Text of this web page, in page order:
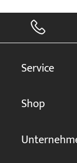
Service
Shop